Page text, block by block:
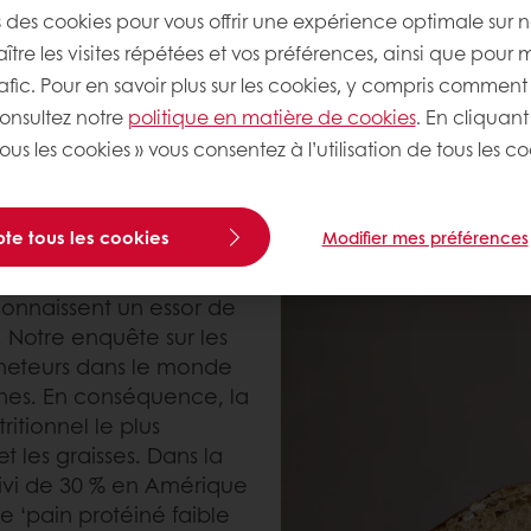
des aliments en fonction des bénéfices santé
consommateurs ne recherchent plus
activement des versions riches en
les desserts gourmands. Ce changement
et soucieux de la santé, et pas seulement
en ligne sur les
un essor de
enquête sur les
dans le monde
En conséquence, la
le plus
graisses. Dans la
de 30 % en Amérique
‘pain protéiné faible
des cookies pour vous offrir une expérience optimale sur
les visites répétées et vos préférences, ainsi que pour
Pour en savoir plus sur les cookies, y compris comment
notre politique en matière de cookies. En cliquant
les cookies » vous consentez à l’utilisation de tous les
tous les cookies Modifier mes préférences